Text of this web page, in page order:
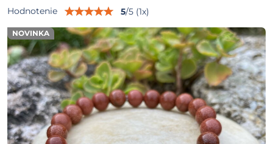
NOVINKA
Hodnotenie 5/5 (1x)